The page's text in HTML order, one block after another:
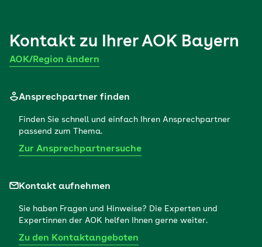
Kontakt zu IhrerAOK Bayern
AOK/Region ändern
Ansprechpartner finden
Finden Sie schnell und einfach Ihren Ansprechpartner
passend zum Thema.
Zur Ansprechpartnersuche
Kontakt aufnehmen
Sie haben Fragen und Hinweise? Die Experten und
Expertinnen der AOK helfen Ihnen gerne weiter.
Zu den Kontaktangeboten